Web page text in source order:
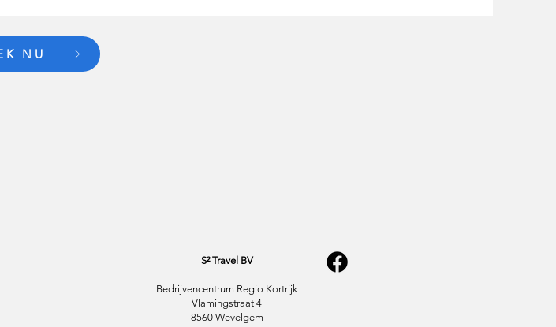
NU
S² Travel BV
Bedrijvencentrum Regio Kortrijk
Vlamingstraat 4
8560 Wevelgem